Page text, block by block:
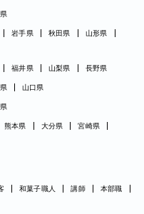
岩手県 秋田県
山形県
福井県 山梨県 長野県
山口県
熊本県 大分県
宮崎県
和菓子職人 講師
本部職